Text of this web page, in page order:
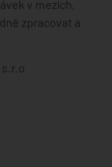
v mezích,
zpracovat a